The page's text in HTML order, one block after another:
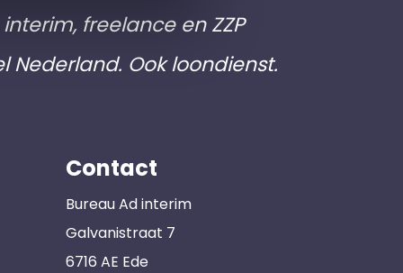
freelance en ZZP
Nederland. Ook loondienst.
Contact
Bureau Ad interim
Galvanistraat 7
6716 AE Ede